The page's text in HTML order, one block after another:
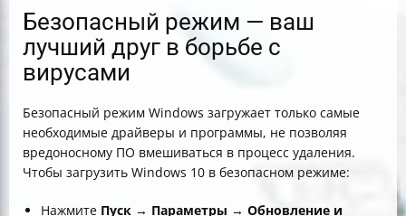
Безопасный режим — ваш
лучший друг в борьбе с
вирусами
Безопасный режим Windows загружает только самые
необходимые драйверы и программы, не позволяя
вредоносному ПО вмешиваться в процесс удаления.
Чтобы загрузить Windows 10 в безопасном режиме:
Нажмите Пуск → Параметры → Обновление и